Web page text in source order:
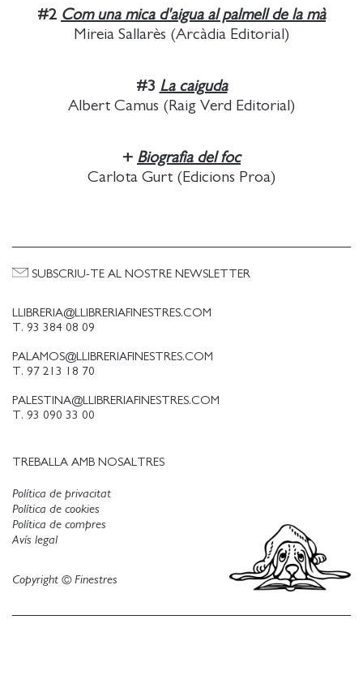
#2 Com una mica d'aigua al palmell de la mà
Mireia Sallarès (Arcàdia Editorial)
#3 La caiguda
Albert Camus (Raig Verd Editorial)
+ Biografia del foc
Carlota Gurt (Edicions Proa)
LLIBRERIA@LLIBRERIAFINESTRES.COM
T. 93 384 08 09
PALAMOS@LLIBRERIAFINESTRES.COM
T. 97 213 18 70
PALESTINA@LLIBRERIAFINESTRES.COM
T. 93 090 33 00
TREBALLA AMB NOSALTRES
SUBSCRIU-TE AL NOSTRE NEWSLETTER
Política de privacitat
Política de cookies
Avís legal
Política de compres
Copyright © Finestres